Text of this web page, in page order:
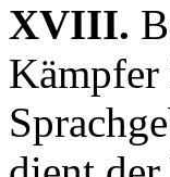
XVIII.